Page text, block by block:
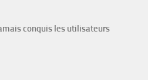
conquis les utilisateurs